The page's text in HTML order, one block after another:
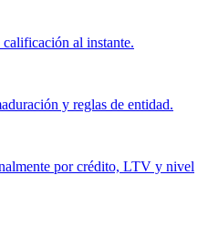
al instante.
y reglas de entidad.
por crédito, LTV y nivel